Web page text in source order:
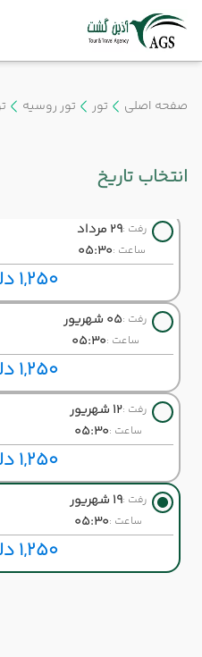
صفحه اصلی تور تور روسیه
انتخاب تاریخ
رفت :15 مرداد
1,250 دلار
رفت :29 مرداد
ساعت :05:30
1,250 دلار
رفت :05 شهریور
ساعت :05:30
1,250 دلار
رفت :12 شهریور
ساعت :05:30
1,250 دلار
رفت :19 شهریور
ساعت :05:30
1,250 دلار